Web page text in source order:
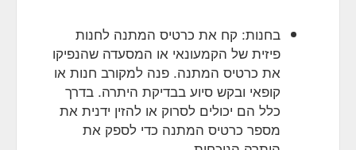
בחנות: קח את כרטיס המתנה לחנות
פיזית של הקמעונאי או המסעדה שהנפיקו
את כרטיס המתנה. פנה למקורב חנות או
קופאי ובקש סיוע בבדיקת היתרה. בדרך
כלל הם יכולים לסרוק או להזין ידנית את
מספר כרטיס המתנה כדי לספק את